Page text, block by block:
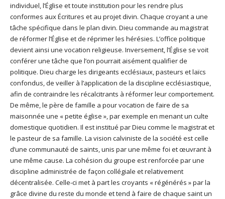
individuel, l’Église et toute institution pour les rendre plus
conformes aux Écritures et au projet divin. Chaque croyant a une
tâche spécifique dans le plan divin. Dieu commande au magistrat
de réformer l’Église et de réprimer les hérésies. L’office politique
devient ainsi une vocation religieuse. Inversement, l’Église se voit
conférer une tâche que l’on pourrait aisément qualifier de
politique. Dieu charge les dirigeants ecclésiaux, pasteurs et laïcs
confondus, de veiller à l’application de la discipline ecclésiastique,
afin de contraindre les récalcitrants à réformer leur comportement.
De même, le père de famille a pour vocation de faire de sa
maisonnée une « petite église », par exemple en menant un culte
domestique quotidien. Il est institué par Dieu comme le magistrat et
le pasteur de sa famille. La vision calviniste de la société est celle
d’une communauté de saints, unis par une même foi et œuvrant à
une même cause. La cohésion du groupe est renforcée par une
discipline administrée de façon collégiale et relativement
décentralisée. Celle-ci met à part les croyants « régénérés » par la
grâce divine du reste du monde et tend à faire de chaque saint un